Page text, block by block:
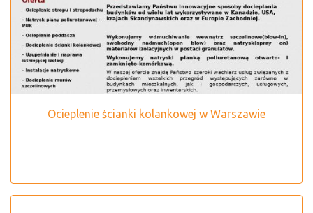
Ocieplenie ścianki kolankowej w Warszawie